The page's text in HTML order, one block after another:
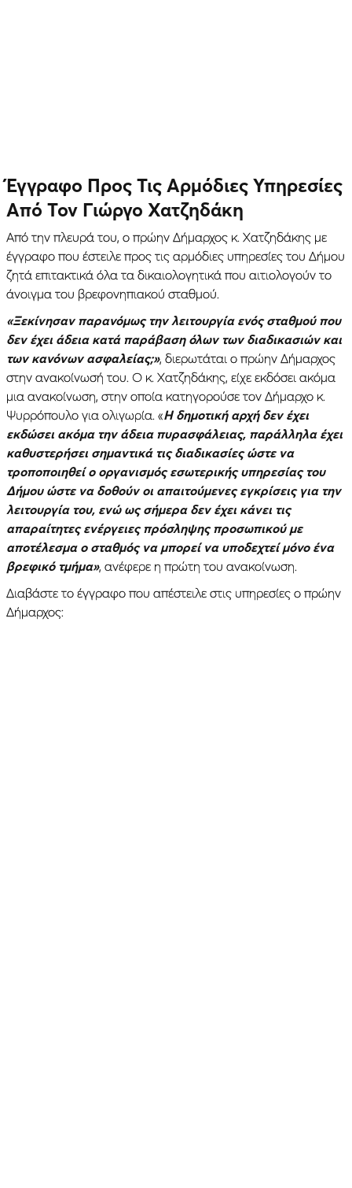
Έγγραφο Προς Τις Αρμόδιες Υπηρεσίες
Από Τον Γιώργο Χατζηδάκη
Από την πλευρά του, ο πρώην Δήμαρχος κ. Χατζηδάκης με
έγγραφο που έστειλε προς τις αρμόδιες υπηρεσίες του Δήμου
ζητά επιτακτικά όλα τα δικαιολογητικά που αιτιολογούν το
άνοιγμα του βρεφονηπιακού σταθμού.
«Ξεκίνησαν παρανόμως την λειτουργία ενός σταθμού που
δεν έχει άδεια κατά παράβαση όλων των διαδικασιών και
των κανόνων ασφαλείας;», διερωτάται ο πρώην Δήμαρχος
στην ανακοίνωσή του. Ο κ. Χατζηδάκης, είχε εκδόσει ακόμα
μια ανακοίνωση, στην οποία κατηγορούσε τον Δήμαρχο κ.
Ψυρρόπουλο για ολιγωρία. «Η δημοτική αρχή δεν έχει
εκδώσει ακόμα την άδεια πυρασφάλειας, παράλληλα έχει
καθυστερήσει σημαντικά τις διαδικασίες ώστε να
τροποποιηθεί ο οργανισμός εσωτερικής υπηρεσίας του
Δήμου ώστε να δοθούν οι απαιτούμενες εγκρίσεις για την
λειτουργία του, ενώ ως σήμερα δεν έχει κάνει τις
απαραίτητες ενέργειες πρόσληψης προσωπικού με
αποτέλεσμα ο σταθμός να μπορεί να υποδεχτεί μόνο ένα
βρεφικό τμήμα», ανέφερε η πρώτη του ανακοίνωση.
Διαβάστε το έγγραφο που απέστειλε στις υπηρεσίες ο πρώην
Δήμαρχος: